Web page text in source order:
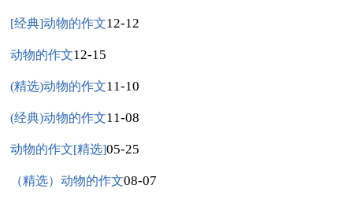
[经典]动物的作文12-12
动物的作文12-15
(精选)动物的作文11-10
(经典)动物的作文11-08
动物的作文[精选]05-25
（精选）动物的作文08-07